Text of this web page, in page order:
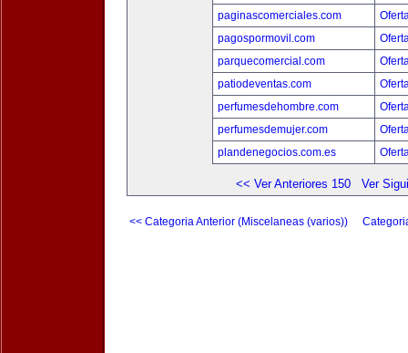
paginascomerciales.com
pagospormovil.com
parquecomercial.com
patiodeventas.com
perfumesdehombre.com
perfumesdemujer.com
plandenegocios.com.es
<< Ver Anteriores 150 Ver
<< Categoria Anterior (Miscelaneas (varios))